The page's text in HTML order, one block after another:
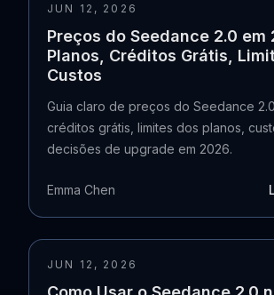
JUN 12, 2026
Preços do Seedance 2.0 em
Planos, Créditos Grátis,
Custos
Guia claro de preços do Seedance
créditos grátis, limites dos planos,
decisões de upgrade em 2026.
Emma Chen
JUN 12, 2026